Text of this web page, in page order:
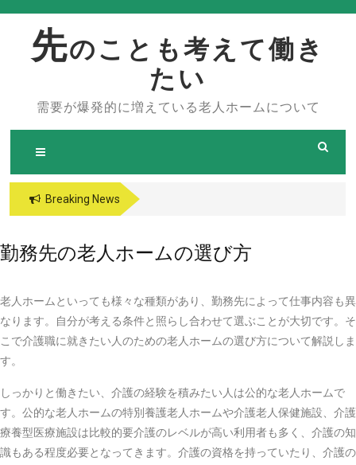
content先のことも考えて働き
たい
需要が爆発的に増えている老人ホームについて
Breaking News
勤務先の老人ホームの選び方
老人ホームといっても様々な種類があり、勤務先によって仕事内容も異
なります。自分が考える条件と照らし合わせて選ぶことが大切です。そ
こで介護職に就きたい人のための老人ホームの選び方について解説しま
す。
しっかりと働きたい、介護の経験を積みたい人は公的な老人ホームで
す。公的な老人ホームの特別養護老人ホームや介護老人保健施設、介護
療養型医療施設は比較的要介護のレベルが高い利用者も多く、介護の知
識もある程度必要となってきます。介護の資格を持っていたり、介護の